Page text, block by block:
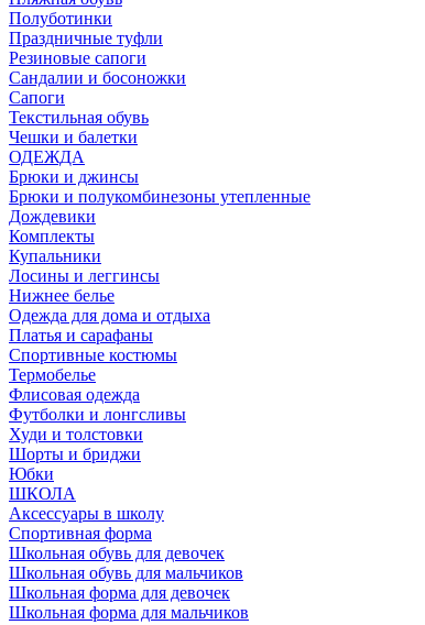
Полуботинки
Праздничные туфли
Резиновые сапоги
Сандалии и босоножки
Сапоги
Текстильная обувь
Чешки и балетки
ОДЕЖДА
Брюки и джинсы
Брюки и полукомбинезоны утепленные
Дождевики
Комплекты
Купальники
Лосины и леггинсы
Нижнее белье
Одежда для дома и отдыха
Платья и сарафаны
Спортивные костюмы
Термобелье
Флисовая одежда
Футболки и лонгсливы
Худи и толстовки
Шорты и бриджи
Юбки
ШКОЛА
Аксессуары в школу
Спортивная форма
Школьная обувь для девочек
Школьная обувь для мальчиков
Школьная форма для девочек
Школьная форма для мальчиков